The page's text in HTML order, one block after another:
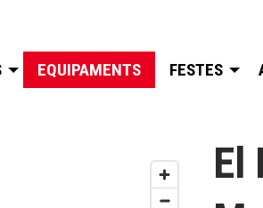
EQUIPAMENTS FESTES
El